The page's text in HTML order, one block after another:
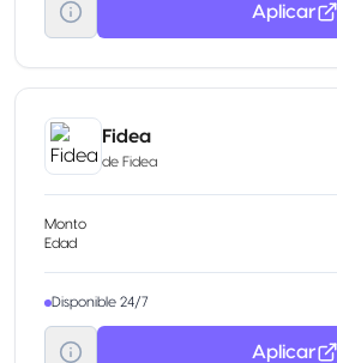
Aplicar
Fidea
de Fidea
Monto
Edad
Disponible 24/7
Aplicar